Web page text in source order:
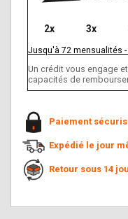
2x 3x
Jusqu'à 72 mensualités -
Un crédit vous engage
capacités de
Paiement
Expédié le jour
Retour sous 14